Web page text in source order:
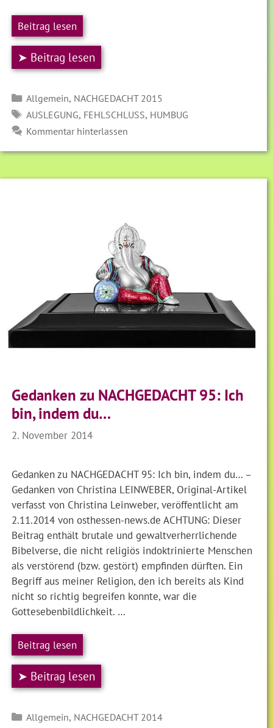
Beitrag lesen
➤ Beitrag lesen
Kategorien
Allgemein, NACHGEDACHT 2015
SCHLAGWÖRTER
AUSLEGUNG, FEHLSCHLUSS, HUMBUG
Kommentar hinterlassen
Gedanken zu NACHGEDACHT 95: Ich
bin, indem du…
2. November 2014
Gedanken zu NACHGEDACHT 95: Ich bin, indem du… –
Gedanken von Christina LEINWEBER, Original-Artikel
verfasst von Christina Leinweber, veröffentlicht am
2.11.2014 von osthessen-news.de ACHTUNG: Dieser
Beitrag enthält brutale und gewaltverherrlichende
Bibelverse, die nicht religiös indoktrinierte Menschen
als verstörend (bzw. gestört) empfinden dürften. Ein
Begriff aus meiner Religion, den ich bereits als Kind
nicht so richtig begreifen konnte, war die
Gottesebenbildlichkeit. …
Beitrag lesen
➤ Beitrag lesen
Kategorien
Allgemein, NACHGEDACHT 2014